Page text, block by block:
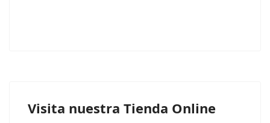
Visita nuestra Tienda Online